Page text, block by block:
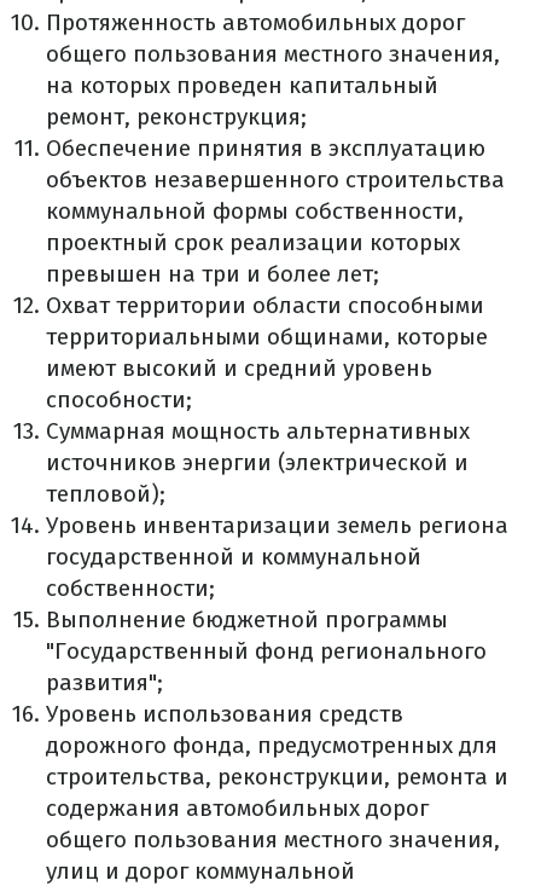
Протяженность автомобильных дорог
общего пользования местного значения,
на которых проведен капитальный
ремонт, реконструкция;
Обеспечение принятия в эксплуатацию
объектов незавершенного строительства
коммунальной формы собственности,
проектный срок реализации которых
превышен на три и более лет;
Охват территории области способными
территориальными общинами, которые
имеют высокий и средний уровень
способности;
Суммарная мощность альтернативных
источников энергии (электрической и
тепловой);
Уровень инвентаризации земель региона
государственной и коммунальной
собственности;
Выполнение бюджетной программы
"Государственный фонд регионального
развития";
Уровень использования средств
дорожного фонда, предусмотренных для
строительства, реконструкции, ремонта и
содержания автомобильных дорог
общего пользования местного значения,
улиц и дорог коммунальной